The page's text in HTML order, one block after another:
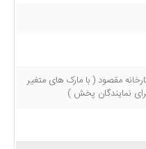
مقصود ( با مارک های متغیر
نمایندگان پخش )